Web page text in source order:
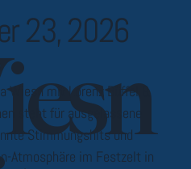
23, 2026
Wiesn mit Lorenz Büffel &
steht für ausgelassene
Stimmungshits und
Atmosphäre im Festzelt in